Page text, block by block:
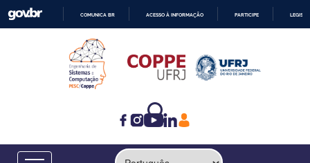
CONTEÚDO
COMUNICA BR ACESSO À INFORMAÇÃO PARTICIPE